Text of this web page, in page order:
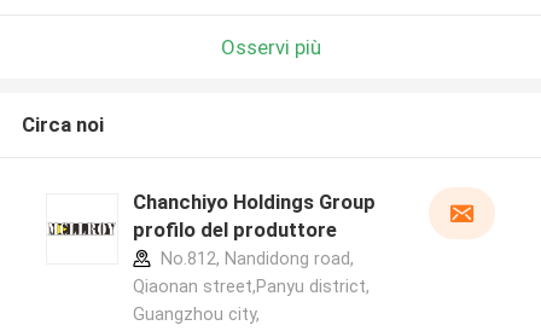
Osservi più
Circa noi
Chanchiyo Holdings Group
profilo del produttore
No.812, Nandidong road,
Qiaonan street,Panyu district,
Guangzhou city,